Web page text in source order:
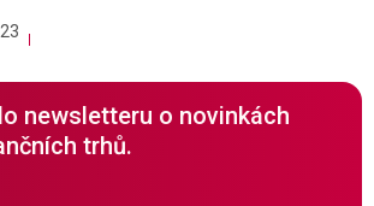
newsletteru o novinkách
trhů.